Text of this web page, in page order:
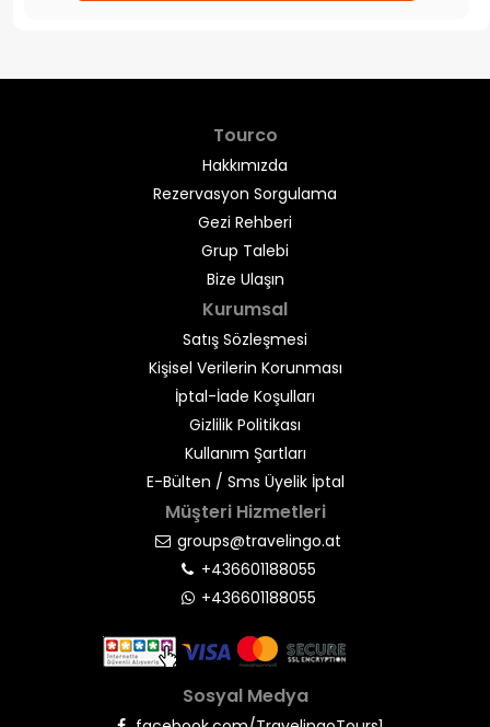
Tourco
Hakkımızda
Rezervasyon Sorgulama
Gezi Rehberi
Grup Talebi
Bize Ulaşın
Kurumsal
Satış Sözleşmesi
Kişisel Verilerin Korunması
İptal-İade Koşulları
Gizlilik Politikası
Kullanım Şartları
E-Bülten / Sms Üyelik İptal
Müşteri Hizmetleri
groups@travelingo.at
+436601188055
+436601188055
Sosyal Medya